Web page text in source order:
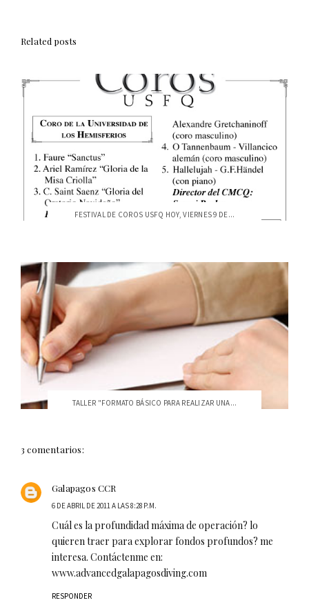
Related posts
FESTIVAL DE COROS USFQ HOY, VIERNES 9 DE...
TALLER "FORMATO BÁSICO PARA REALIZAR UNA...
3 comentarios:
Galapagos CCR
6 DE ABRIL DE 2011 A LAS 8:28 P.M.
Cuál es la profundidad máxima de operación? lo
quieren traer para explorar fondos profundos? me
interesa. Contáctenme en:
www.advancedgalapagosdiving.com
RESPONDER